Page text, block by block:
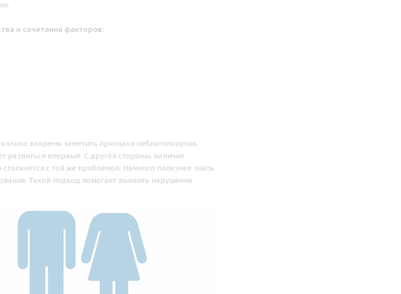
и сочетания факторов:
вовремя заметить признаки неблагополучия.
развиться впервые. С другой стороны, наличие
с той же проблемой. Намного полезнее знать
Такой подход помогает выявить нарушение